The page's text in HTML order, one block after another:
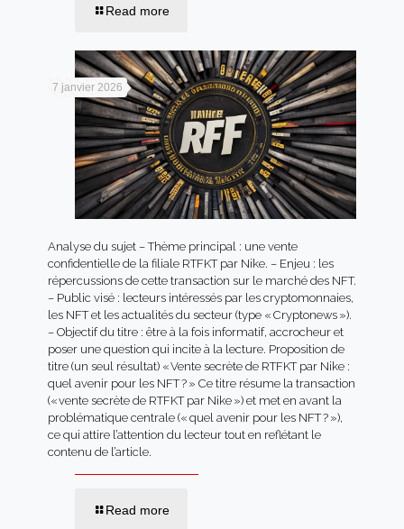
Read more
7 janvier 2026
Analyse du sujet – Thème principal : une vente
confidentielle de la filiale RTFKT par Nike. – Enjeu : les
répercussions de cette transaction sur le marché des NFT.
– Public visé : lecteurs intéressés par les cryptomonnaies,
les NFT et les actualités du secteur (type « Cryptonews »).
– Objectif du titre : être à la fois informatif, accrocheur et
poser une question qui incite à la lecture. Proposition de
titre (un seul résultat) « Vente secrète de RTFKT par Nike :
quel avenir pour les NFT ? » Ce titre résume la transaction
(« vente secrète de RTFKT par Nike ») et met en avant la
problématique centrale (« quel avenir pour les NFT ? »),
ce qui attire l’attention du lecteur tout en reflétant le
contenu de l’article.
Read more